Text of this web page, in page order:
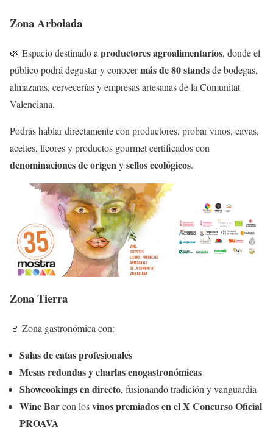
Zona Arbolada
🌿 Espacio destinado a productores agroalimentarios, donde el
público podrá degustar y conocermás de 80 standsde bodegas,
almazaras, cervecerías y empresas artesanas de la Comunitat
Valenciana.
Podrás hablar directamente con productores, probar vinos, cavas,
aceites, licores y productos gourmet certificados con
denominaciones de origenysellos ecológicos.
Zona Tierra
🍷 Zona gastronómica con:
Salas de catas profesionales
Mesas redondas y charlas enogastronómicas
Showcookings en directo, fusionando tradición y vanguardia
Wine Barcon losvinos premiados en el X Concurso Oficial
PROAVA